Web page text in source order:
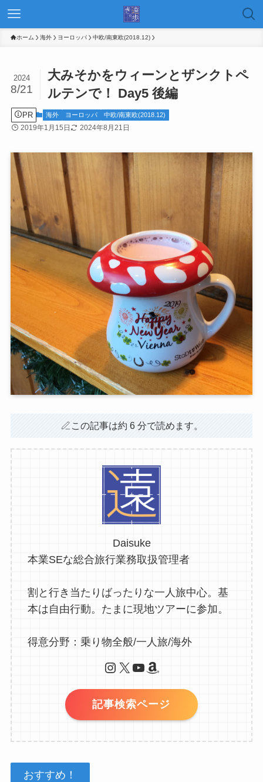
ホーム 海外 ヨーロッパ 中欧/南東欧(2018.12)
大みそかをウィーンとザンクトペ
ルテンで！ Day5 後編
2024
8/21
PR 海外 ヨーロッパ 中欧/南東欧(2018.12)
2019年1月15日 2024年8月21日
この記事は約 6 分で読めます。
Daisuke
本業SEな総合旅行業務取扱管理者
割と行き当たりばったりな一人旅中心。基
本は自由行動。たまに現地ツアーに参加。
得意分野：乗り物全般/一人旅/海外
Instagram X YouTube Amazon
記事検索ページ
おすすめ！